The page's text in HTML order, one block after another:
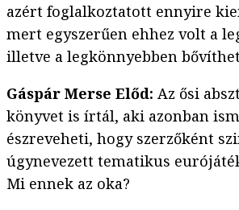
azért foglalkoztatott ennyire
mert egyszerűen ehhez volt a
illetve a legkönnyebben
Gáspár Merse Előd: Az ősi
könyvet is írtál, aki azonban
észreveheti, hogy szerzőként
úgynevezett tematikus
Mi ennek az oka?